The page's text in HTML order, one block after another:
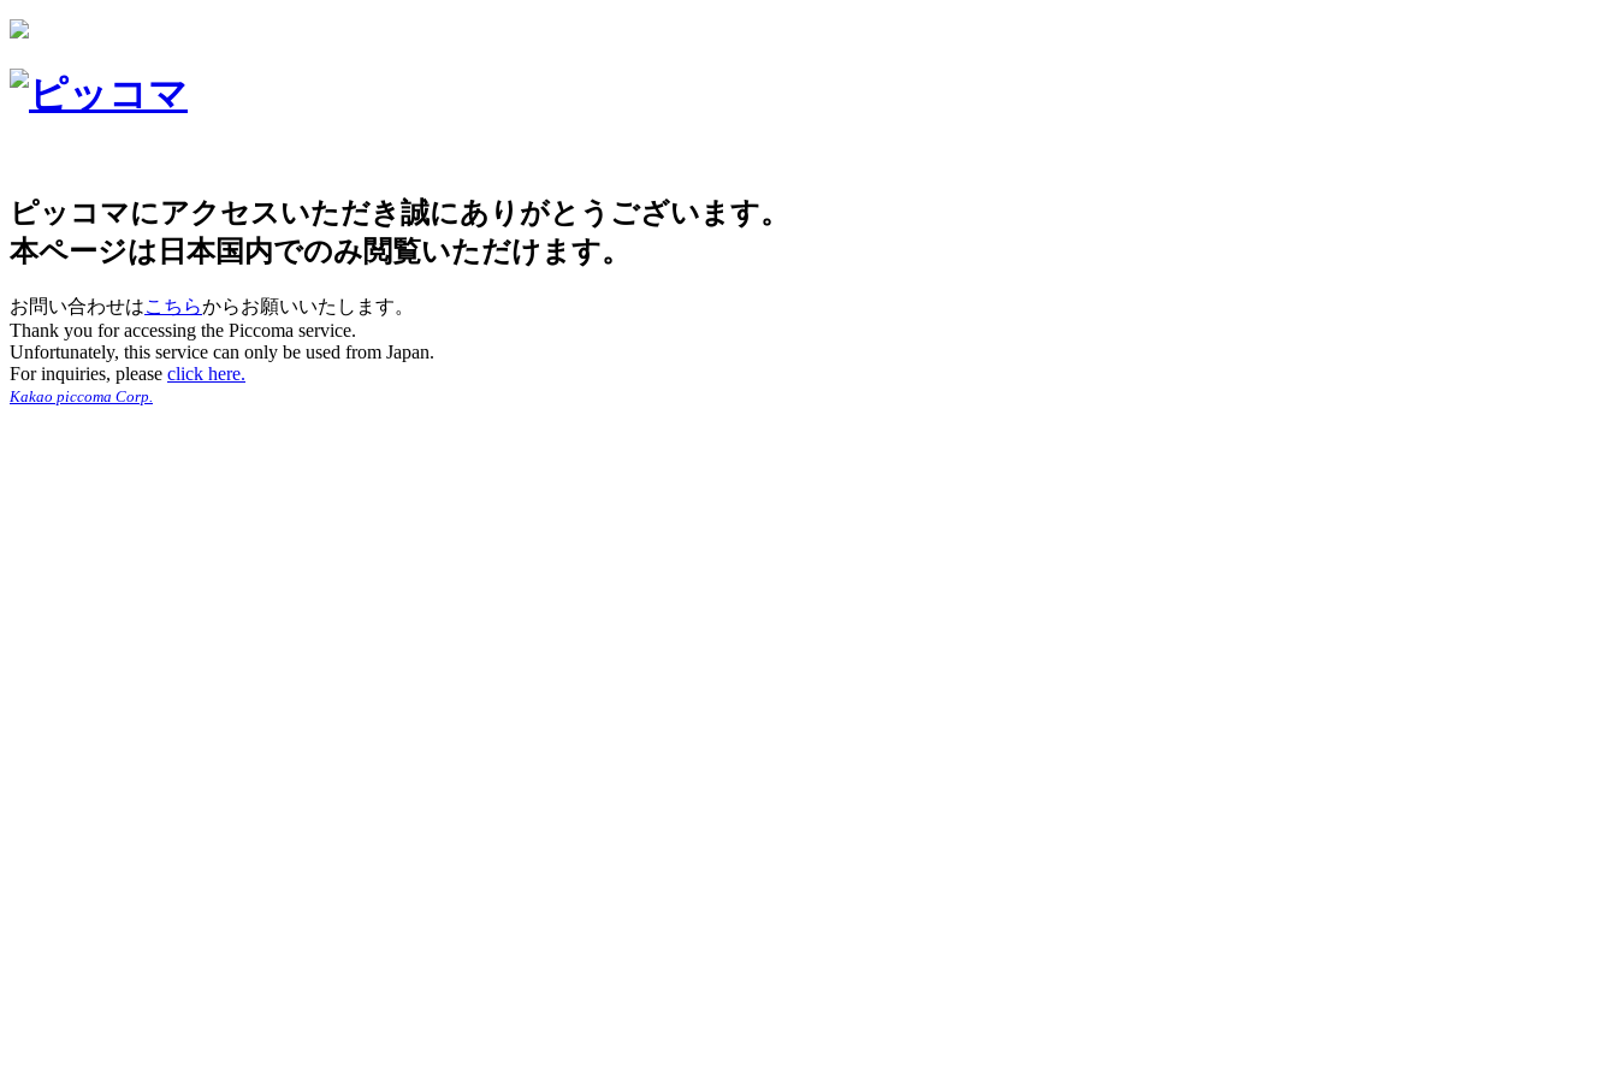
ピッコマにアクセスいただき誠にありがとうございます。
本ページは日本国内でのみ閲覧いただけます。
お問い合わせはこちらからお願いいたします。
Thank you for accessing the Piccoma service.
Unfortunately, this service can only be used from Japan.
For inquiries, please click here.
Kakao piccoma Corp.